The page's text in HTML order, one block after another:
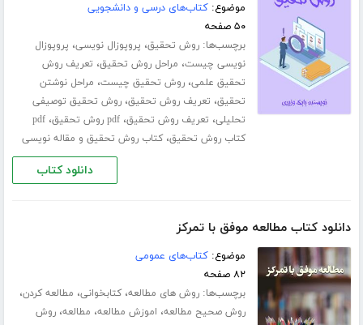
موضوع:کتاب‌های درسی و دانشجویی
۵۰ صفحه
برچسب‌ها:روش تحقیق، پروپوزال نویسی، پروپوزال
نویسی چیست، مراحل روش تحقیق، تعریف روش
تحقیق علمی،روش تحقیق چیست، مراحل نوشتن
تحقیق، تعریف روش تحقیق،روش تحقیق توصیفی
تحلیلی، تعریف روش تحقیق،pdf روش تحقیق ،pdf
کتاب روش تحقیق،کتاب روش تحقیق و مقاله نویسی
دانلود کتاب
دانلود کتاب مطالعه موفق با تمرکز
موضوع:کتاب‌های عمومی
۸۲ صفحه
برچسب‌ها:روش های مطالعه،کتابخوانی، مطالعه کردن،
روش صحیح مطالعه، اموزش مطالعه، مطالعه،روش